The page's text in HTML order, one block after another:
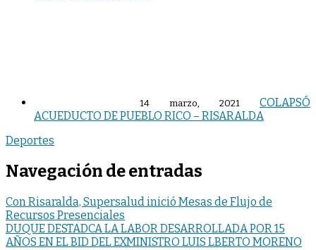
14 marzo, 2021
COLAPSÓ
ACUEDUCTO DE PUEBLO RICO – RISARALDA
Deportes
Navegación de entradas
Con Risaralda, Supersalud inició Mesas de Flujo de
Recursos Presenciales
DUQUE DESTADCA LA LABOR DESARROLLADA POR 15
AÑOS EN EL BID DEL EXMINISTRO LUIS LBERTO MORENO